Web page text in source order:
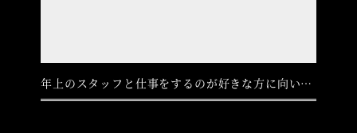
年上のスタッフと仕事をするのが好きな方に向いている環境です！